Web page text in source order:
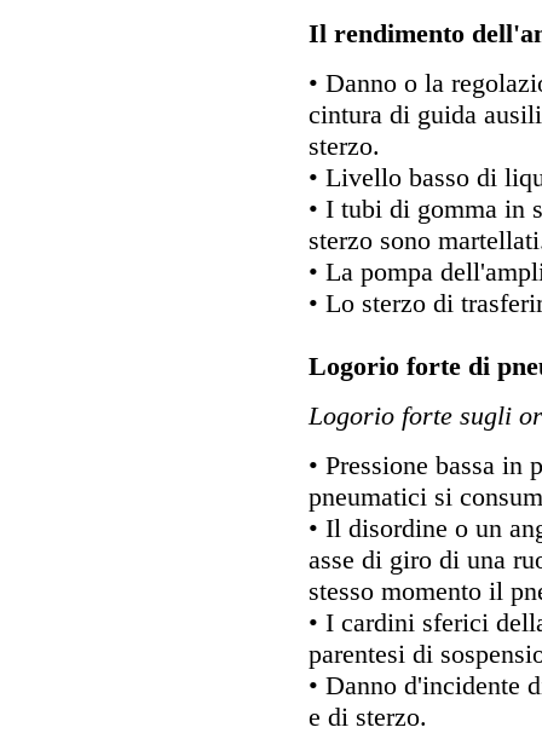
Il rendimento
• Danno o la
cintura di guida
sterzo.
• Livello basso di
• I tubi di gomma in
sterzo sono
• La pompa
• Lo sterzo di
Logorio forte di
Logorio forte sugli
• Pressione bassa
pneumatici si
• Il disordine o un
asse di giro di una
stesso momento il
• I cardini sferici
parentesi di
• Danno d'incidente
e di sterzo.